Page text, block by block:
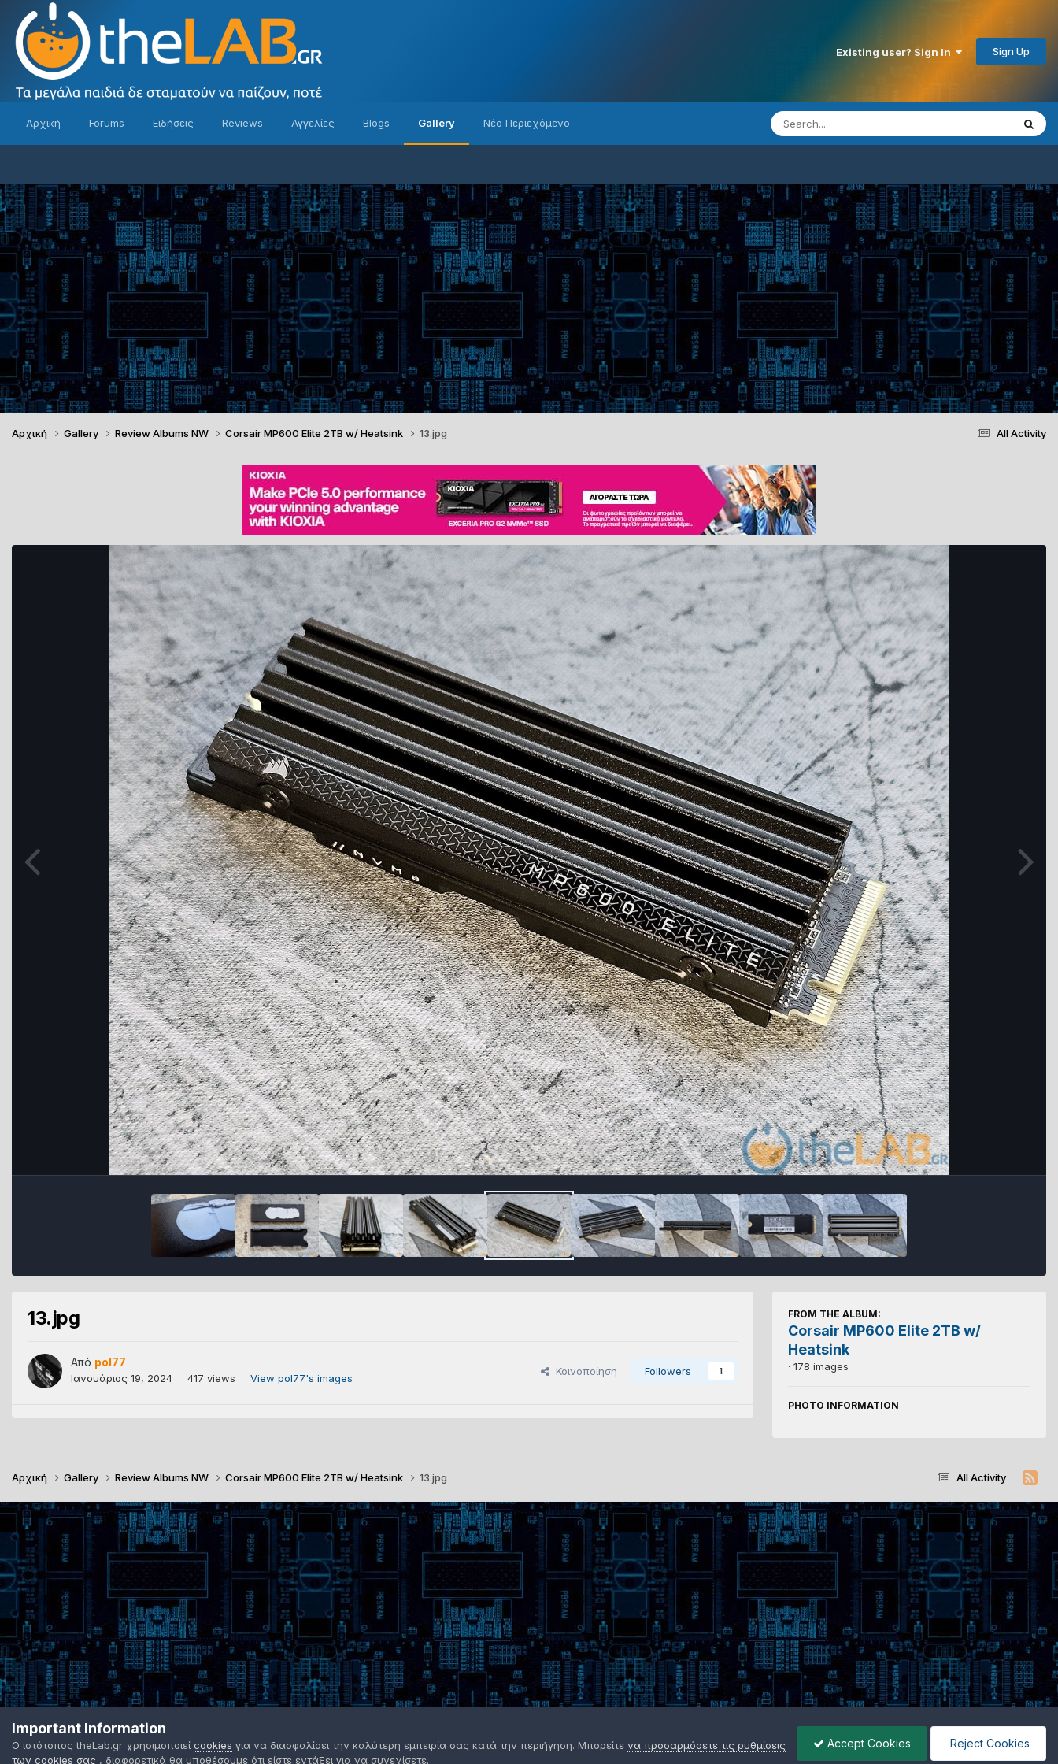
Existing user? Sign In Sign Up
Αρχική Forums Ειδήσεις Reviews Αγγελίες Blogs Gallery Νέο Περιεχόμενο
All Activity
Αρχική Gallery Review Albums NW Corsair MP600 Elite 2TB w/ Heatsink 13.jpg
13.jpg
Από pol77
Ιανουάριος 19, 2024 417 views View pol77's images
Κοινοποίηση Followers 1
FROM THE ALBUM:
Corsair MP600 Elite 2TB w/
Heatsink
· 178 images
PHOTO INFORMATION
All Activity
Αρχική Gallery Review Albums NW Corsair MP600 Elite 2TB w/ Heatsink 13.jpg
Important Information
Ο ιστότοπος theLab.gr χρησιμοποιεί cookies για να διασφαλίσει την καλύτερη εμπειρία σας κατά την περιήγηση. Μπορείτε να προσαρμόσετε τις ρυθμίσεις
των cookies σας , διαφορετικά θα υποθέσουμε ότι είστε εντάξει για να συνεχίσετε.
Accept Cookies Reject Cookies